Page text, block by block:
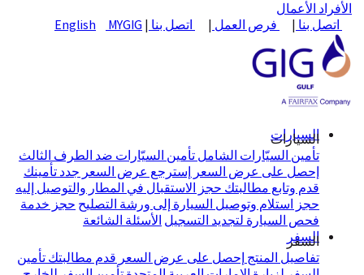
الأفراد الأعمال
اتصل بنا | فرص العمل | اتصل بنا |
English MYGIG
السيارات
السيارات
تأمين السيّارات الشامل تأمين السيّارات ضد الطرف الثالث
إحصل على عرض السعر إسترجع عرض السعر جدد تأمينك
قدم وتابع مطالبتك حجز الاستقبال في المطار والتوصيل إليه
حجز استلام وتوصيل السيارة إلى ورشة التصليح حجز خدمة
فحص السيارة لتجديد التسجيل الأسئلة الشائعة
السفر
السفر
تفاصيل المنتج إحصل على عرض السعر قدم مطالبتك تأمين